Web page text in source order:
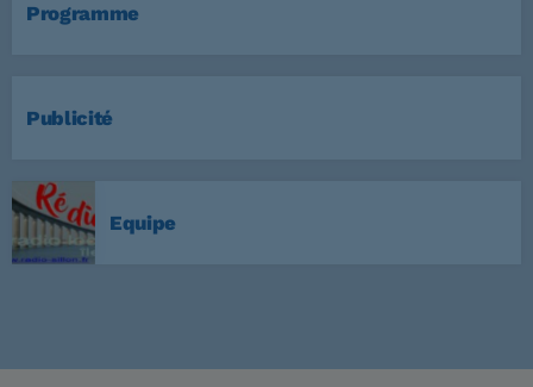
Programme
Publicité
Equipe